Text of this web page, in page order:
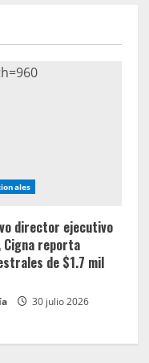
director ejecutivo
Cigna reporta
de $1.7 mil
30 julio 2026